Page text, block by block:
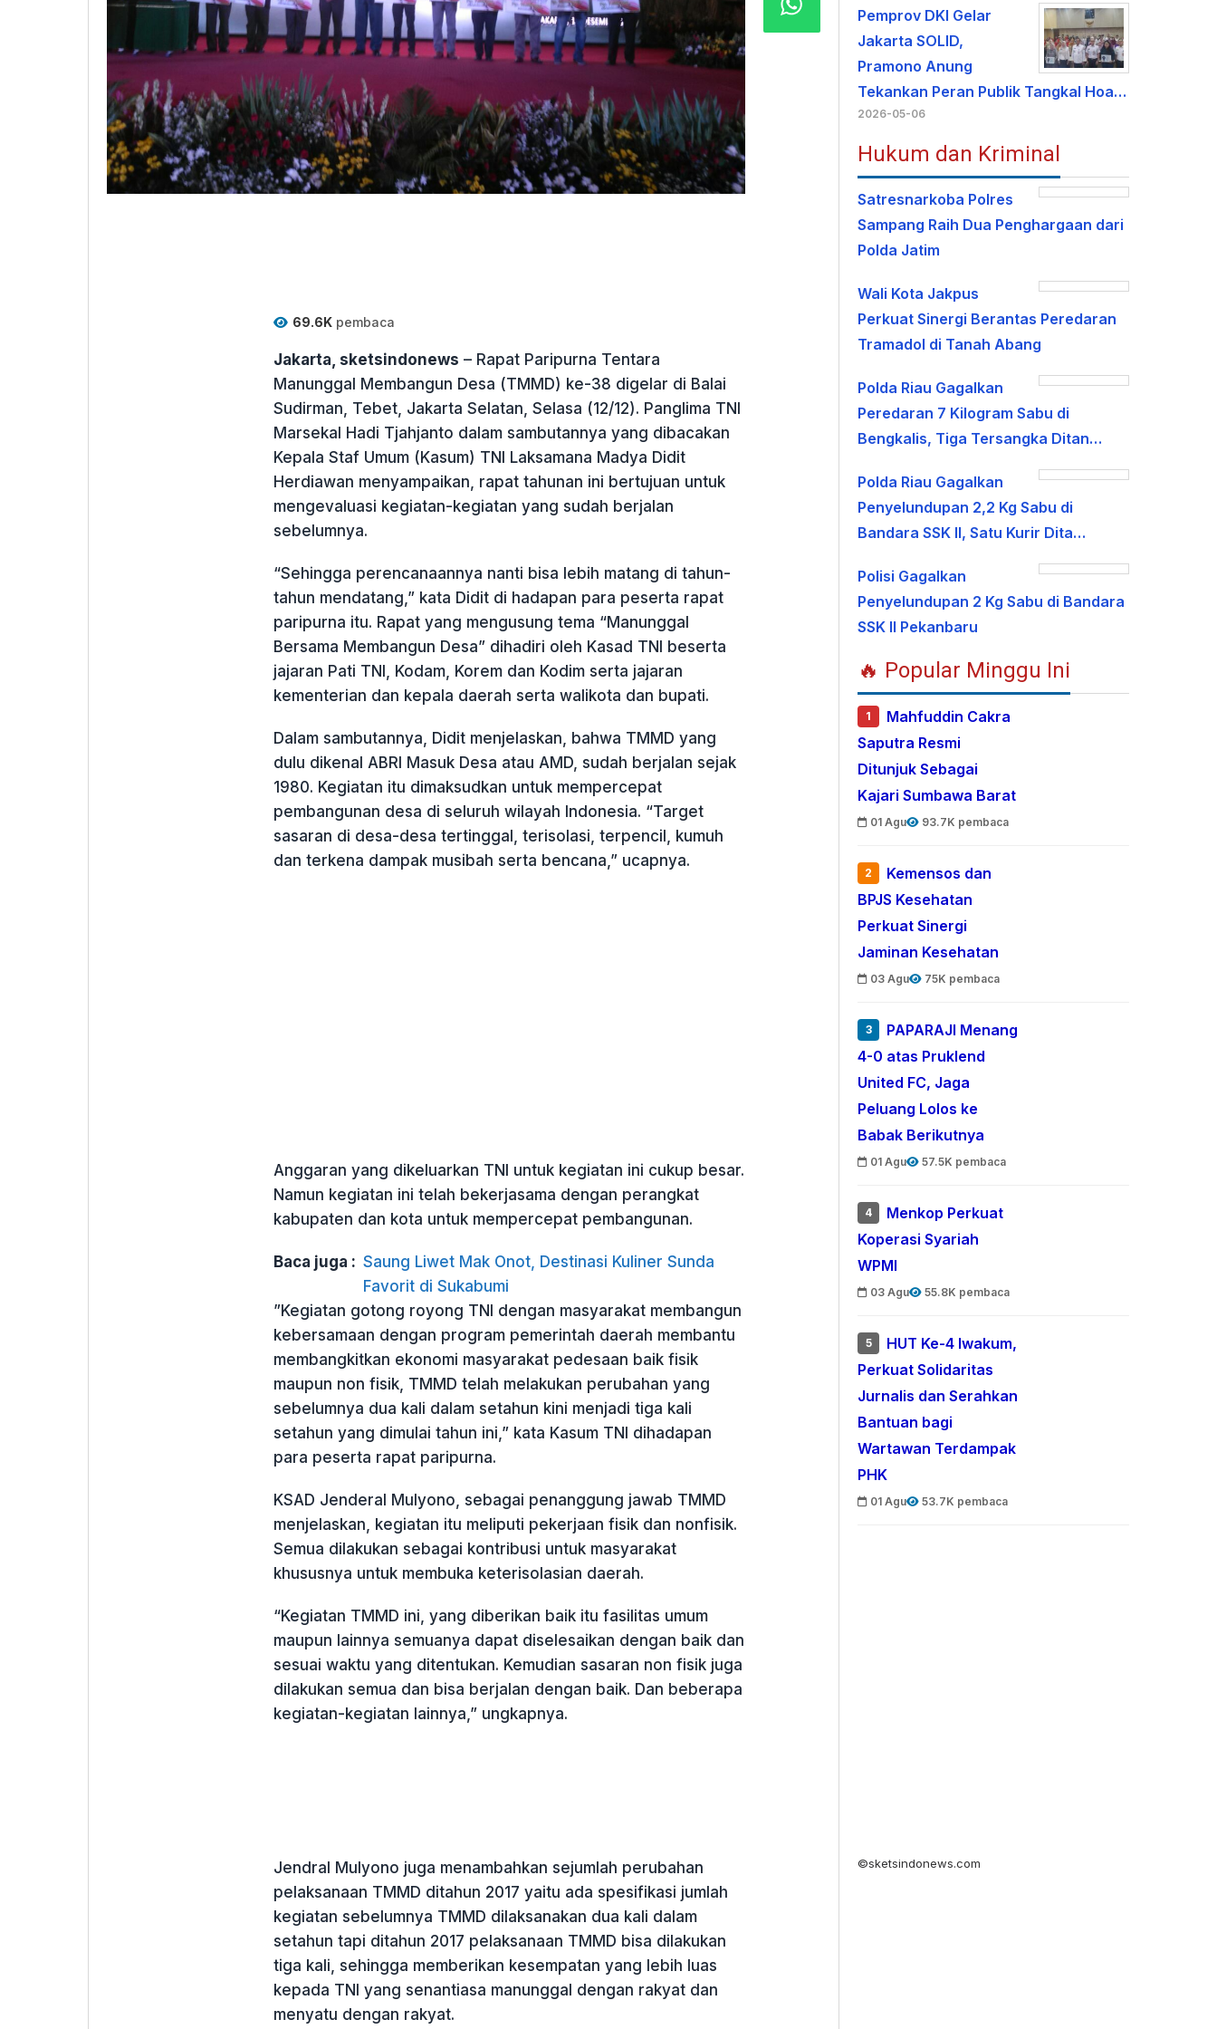
69.6Kpembaca
Jakarta, sketsindonews – Rapat Paripurna Tentara
Manunggal Membangun Desa (TMMD) ke-38 digelar di Balai
Sudirman, Tebet, Jakarta Selatan, Selasa (12/12). Panglima TNI
Marsekal Hadi Tjahjanto dalam sambutannya yang dibacakan
Kepala Staf Umum (Kasum) TNI Laksamana Madya Didit
Herdiawan menyampaikan, rapat tahunan ini bertujuan untuk
mengevaluasi kegiatan-kegiatan yang sudah berjalan
sebelumnya.
“Sehingga perencanaannya nanti bisa lebih matang di tahun-
tahun mendatang,” kata Didit di hadapan para peserta rapat
paripurna itu. Rapat yang mengusung tema “Manunggal
Bersama Membangun Desa” dihadiri oleh Kasad TNI beserta
jajaran Pati TNI, Kodam, Korem dan Kodim serta jajaran
kementerian dan kepala daerah serta walikota dan bupati.
Dalam sambutannya, Didit menjelaskan, bahwa TMMD yang
dulu dikenal ABRI Masuk Desa atau AMD, sudah berjalan sejak
1980. Kegiatan itu dimaksudkan untuk mempercepat
pembangunan desa di seluruh wilayah Indonesia. “Target
sasaran di desa-desa tertinggal, terisolasi, terpencil, kumuh
dan terkena dampak musibah serta bencana,” ucapnya.
Anggaran yang dikeluarkan TNI untuk kegiatan ini cukup besar.
Namun kegiatan ini telah bekerjasama dengan perangkat
kabupaten dan kota untuk mempercepat pembangunan.
Baca juga : Saung Liwet Mak Onot, Destinasi Kuliner Sunda
Favorit di Sukabumi
”Kegiatan gotong royong TNI dengan masyarakat membangun
kebersamaan dengan program pemerintah daerah membantu
membangkitkan ekonomi masyarakat pedesaan baik fisik
maupun non fisik, TMMD telah melakukan perubahan yang
sebelumnya dua kali dalam setahun kini menjadi tiga kali
setahun yang dimulai tahun ini,” kata Kasum TNI dihadapan
para peserta rapat paripurna.
KSAD Jenderal Mulyono, sebagai penanggung jawab TMMD
menjelaskan, kegiatan itu meliputi pekerjaan fisik dan nonfisik.
Semua dilakukan sebagai kontribusi untuk masyarakat
khususnya untuk membuka keterisolasian daerah.
“Kegiatan TMMD ini, yang diberikan baik itu fasilitas umum
maupun lainnya semuanya dapat diselesaikan dengan baik dan
sesuai waktu yang ditentukan. Kemudian sasaran non fisik juga
dilakukan semua dan bisa berjalan dengan baik. Dan beberapa
kegiatan-kegiatan lainnya,” ungkapnya.
Jendral Mulyono juga menambahkan sejumlah perubahan
pelaksanaan TMMD ditahun 2017 yaitu ada spesifikasi jumlah
kegiatan sebelumnya TMMD dilaksanakan dua kali dalam
setahun tapi ditahun 2017 pelaksanaan TMMD bisa dilakukan
tiga kali, sehingga memberikan kesempatan yang lebih luas
kepada TNI yang senantiasa manunggal dengan rakyat dan
menyatu dengan rakyat.
Pemprov DKI Gelar
Jakarta SOLID,
Pramono Anung
Tekankan Peran Publik Tangkal Hoa…
2026-05-06
Hukum dan Kriminal
Satresnarkoba Polres
Sampang Raih Dua Penghargaan dari
Polda Jatim
Wali Kota Jakpus
Perkuat Sinergi Berantas Peredaran
Tramadol di Tanah Abang
Polda Riau Gagalkan
Peredaran 7 Kilogram Sabu di
Bengkalis, Tiga Tersangka Ditan…
Polda Riau Gagalkan
Penyelundupan 2,2 Kg Sabu di
Bandara SSK II, Satu Kurir Dita…
Polisi Gagalkan
Penyelundupan 2 Kg Sabu di Bandara
SSK II Pekanbaru
🔥 Popular Minggu Ini
1
Mahfuddin Cakra
Saputra Resmi
Ditunjuk Sebagai
Kajari Sumbawa Barat
01 Agu 93.7K pembaca
2
Kemensos dan
BPJS Kesehatan
Perkuat Sinergi
Jaminan Kesehatan
03 Agu 75K pembaca
3
PAPARAJI Menang
4-0 atas Pruklend
United FC, Jaga
Peluang Lolos ke
Babak Berikutnya
01 Agu 57.5K pembaca
4
Menkop Perkuat
Koperasi Syariah
WPMI
03 Agu 55.8K pembaca
5
HUT Ke-4 Iwakum,
Perkuat Solidaritas
Jurnalis dan Serahkan
Bantuan bagi
Wartawan Terdampak
PHK
01 Agu 53.7K pembaca
©sketsindonews.com